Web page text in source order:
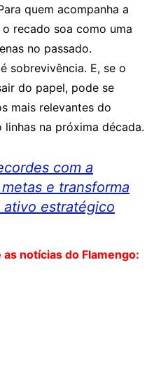
quem acompanha a
recado soa como uma
no passado.
sobrevivência. E, se o
do papel, pode se
mais relevantes do
na próxima década.
com a
e transforma
ativo estratégico
notícias do Flamengo: